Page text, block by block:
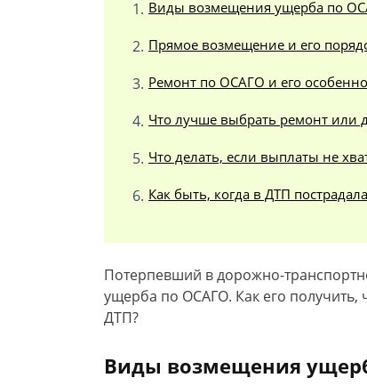
Виды возмещения ущерба по
Прямое возмещение и его
Ремонт по ОСАГО и его
Что лучше выбрать ремонт или
Что делать, если выплаты не
Как быть, когда в ДТП
Потерпевший в дорожно-
ущерба по ОСАГО. Как его
ДТП?
Виды возмещения